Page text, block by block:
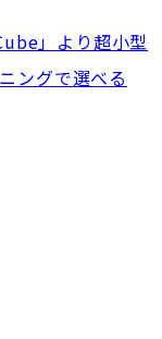
」より超小型
ングで選べる